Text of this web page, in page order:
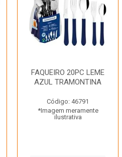
FAQUEIRO 20PC LEME
AZUL TRAMONTINA
Código: 46791
*Imagem meramente
ilustrativa